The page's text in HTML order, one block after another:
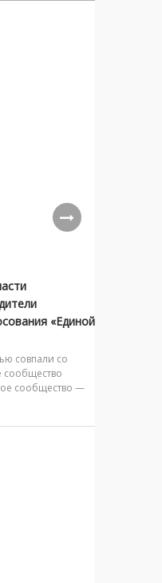
«Единой
совпали со
сообщество
сообщество —